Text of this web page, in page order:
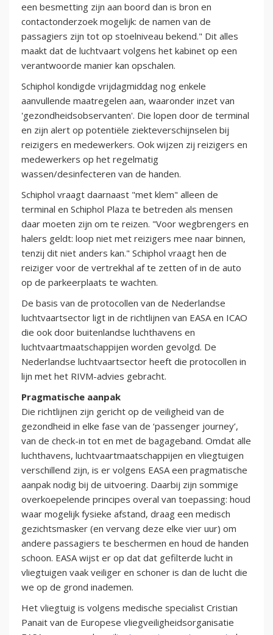
een besmetting zijn aan boord dan is bron en
contactonderzoek mogelijk: de namen van de
passagiers zijn tot op stoelniveau bekend." Dit alles
maakt dat de luchtvaart volgens het kabinet op een
verantwoorde manier kan opschalen.
Schiphol kondigde vrijdagmiddag nog enkele
aanvullende maatregelen aan, waaronder inzet van
'gezondheidsobservanten'. Die lopen door de terminal
en zijn alert op potentiële ziekteverschijnselen bij
reizigers en medewerkers. Ook wijzen zij reizigers en
medewerkers op het regelmatig
wassen/desinfecteren van de handen.
Schiphol vraagt daarnaast "met klem" alleen de
terminal en Schiphol Plaza te betreden als mensen
daar moeten zijn om te reizen. "Voor wegbrengers en
halers geldt: loop niet met reizigers mee naar binnen,
tenzij dit niet anders kan." Schiphol vraagt hen de
reiziger voor de vertrekhal af te zetten of in de auto
op de parkeerplaats te wachten.
De basis van de protocollen van de Nederlandse
luchtvaartsector ligt in de richtlijnen van EASA en ICAO
die ook door buitenlandse luchthavens en
luchtvaartmaatschappijen worden gevolgd. De
Nederlandse luchtvaartsector heeft die protocollen in
lijn met het RIVM-advies gebracht.
Pragmatische aanpak
Die richtlijnen zijn gericht op de veiligheid van de
gezondheid in elke fase van de ‘passenger journey’,
van de check-in tot en met de bagageband. Omdat alle
luchthavens, luchtvaartmaatschappijen en vliegtuigen
verschillend zijn, is er volgens EASA een pragmatische
aanpak nodig bij de uitvoering. Daarbij zijn sommige
overkoepelende principes overal van toepassing: houd
waar mogelijk fysieke afstand, draag een medisch
gezichtsmasker (en vervang deze elke vier uur) om
andere passagiers te beschermen en houd de handen
schoon. EASA wijst er op dat dat gefilterde lucht in
vliegtuigen vaak veiliger en schoner is dan de lucht die
we op de grond inademen.
Het vliegtuig is volgens medische specialist Cristian
Panait van de Europese vliegveiligheidsorganisatie